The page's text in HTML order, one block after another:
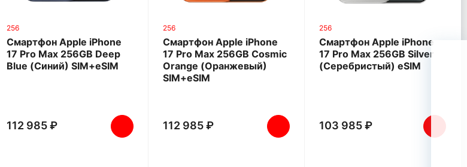
256
Смартфон Apple iPhone
17 Pro Max 256GB Deep
Blue (Синий) SIM+eSIM
112 985 ₽
256
Смартфон Apple iPhone
17 Pro Max 256GB Cosmic
Orange (Оранжевый)
SIM+eSIM
112 985 ₽
256
Смартфон Apple iPhone
17 Pro Max 256GB Silver
(Серебристый) eSIM
103 985 ₽